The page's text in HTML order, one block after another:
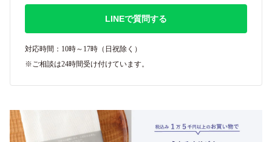
LINEで質問する
対応時間：10時～17時（日祝除く）
※ご相談は24時間受け付けています。